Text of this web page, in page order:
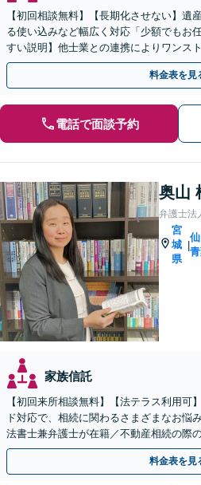
【初回相談無料】【長期化させない】遺
る使い込みなど幅広く対応「少額でもお
すい説明】他士業との連携によりワンス
最小限にし、円滑な解決に努めます【青
料金表を見
電話で面談予約
奥山
弁護士法
宮
城
県
|
家族信託
【初回来所相談無料】【法テラス利用可
ド対応で、相続に関わるさまざまなお悩
法書士兼弁護士が在籍／不動産相続の際
議・調停／相続放棄／遺言書作成／遺留
料金表を見